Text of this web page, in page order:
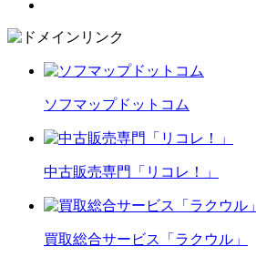
ソフマップドットコム
中古販売専門「リコレ！」
買取総合サービス「ラクウル」